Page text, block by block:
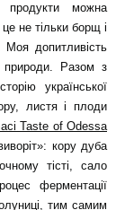
можна
не тільки борщ і
допитливість
природи. Разом з
української
листя і плоди
Taste of Odessa
кору дуба
тісті, сало
ферментації
тим самим